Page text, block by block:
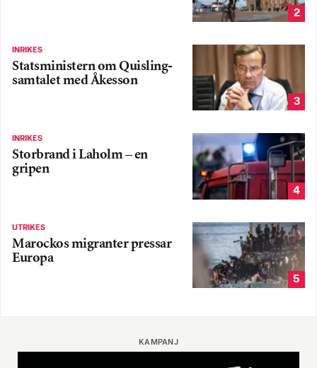
2
INRIKES
Statsministern om Quisling-
samtalet med Åkesson
3
INRIKES
Storbrand i Laholm – en
gripen
4
UTRIKES
Marockos migranter pressar
Europa
5
KAMPANJ